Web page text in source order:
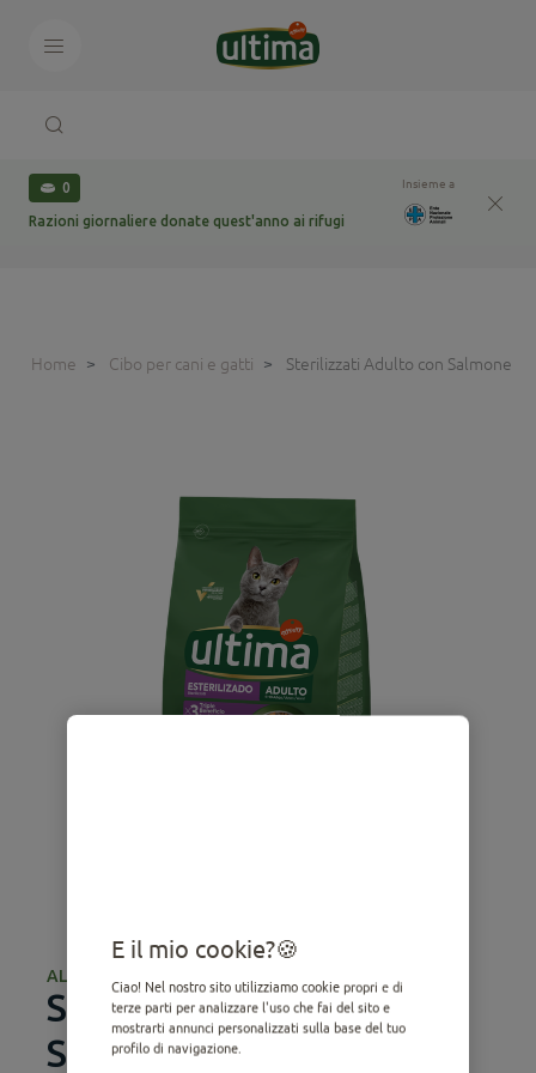
0
Razioni giornaliere donate quest'anno ai rifugi
Insieme a
Home Cibo per cani e gatti Sterilizzati Adulto con Salmone
ALIMENTO SECCO
Sterilizzati Adulto con
Salmone
E il mio cookie?
Ciao! Nel nostro sito utilizziamo cookie propri e di
terze parti per analizzare l'uso che fai del sito e
mostrarti annunci personalizzati sulla base del tuo
profilo di navigazione.